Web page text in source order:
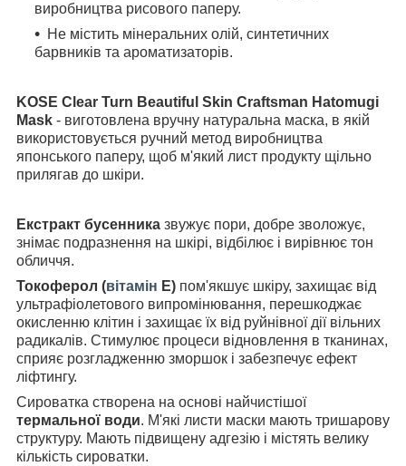
виробництва рисового паперу.
Не містить мінеральних олій, синтетичних
барвників та ароматизаторів.
KOSE Clear Turn Beautiful Skin Craftsman Hatomugi
Mask - виготовлена вручну натуральна маска, в якій
використовується ручний метод виробництва
японського паперу, щоб м'який лист продукту щільно
прилягав до шкіри.
Екстракт бусенника звужує пори, добре зволожує,
знімає подразнення на шкірі, відбілює і вирівнює тон
обличчя.
Токоферол (вітамін Е) пом'якшує шкіру, захищає від
ультрафіолетового випромінювання, перешкоджає
окисленню клітин і захищає їх від руйнівної дії вільних
радикалів. Стимулює процеси відновлення в тканинах,
сприяє розгладженню зморшок і забезпечує ефект
ліфтингу.
Сироватка створена на основі найчистішої
термальної води. М'які листи маски мають тришарову
структуру. Мають підвищену адгезію і містять велику
кількість сироватки.